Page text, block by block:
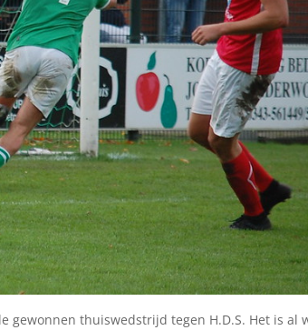
gewonnen thuiswedstrijd tegen H.D.S. Het is al